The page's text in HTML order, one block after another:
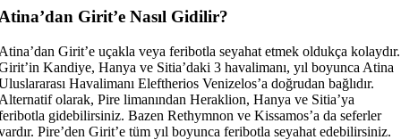
Girit’e Nasıl Gidilir?
Girit’e uçakla veya feribotla seyahat etmek oldukça kolaydır.
Kandiye, Hanya ve Sitia’daki 3 havalimanı, yıl boyunca Atina
Havalimanı Eleftherios Venizelos’a doğrudan bağlıdır.
olarak, Pire limanından Heraklion, Hanya ve Sitia’ya
gidebilirsiniz. Bazen Rethymnon ve Kissamos’a da seferler
Pire’den Girit’e tüm yıl boyunca feribotla seyahat edebilirsiniz.